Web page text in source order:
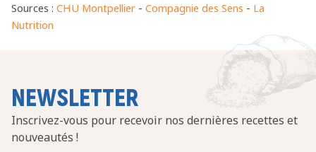
Sources : CHU Montpellier - Compagnie des Sens - La
Nutrition
NEWSLETTER
Inscrivez-vous pour recevoir nos dernières recettes et
nouveautés !